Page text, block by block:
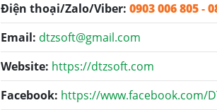
Điện thoại/Zalo/Viber: 0903 006 805-
Email: dtzsoft@gmail.com
Website: https://dtzsoft.com
Facebook: https://www.facebook.com/